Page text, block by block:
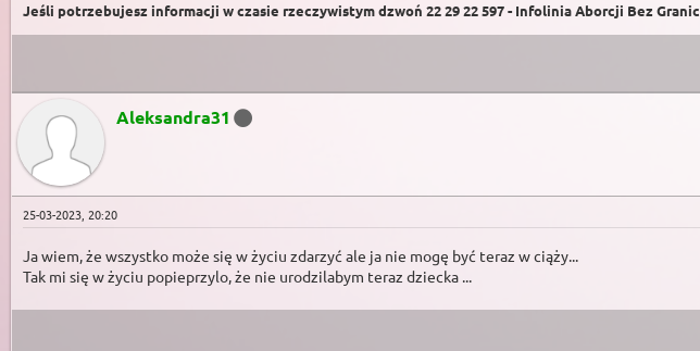
Jeśli potrzebujesz informacji w czasie rzeczywistym dzwoń 22 29 22 597 - Infolinia Aborcji Bez Granic
Aleksandra31
25-03-2023, 20:20
Ja wiem, że wszystko może się w życiu zdarzyć ale ja nie mogę być teraz w ciąży...
Tak mi się w życiu popieprzylo, że nie urodzilabym teraz dziecka ...